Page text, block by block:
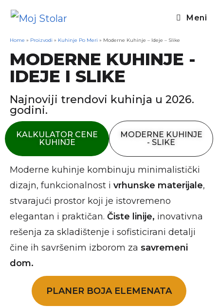
Meni
Home » Proizvodi » Kuhinje Po Meri » Moderne Kuhinje – Ideje – Slike
MODERNE KUHINJE -
IDEJE I SLIKE
Najnoviji trendovi kuhinja u 2026.
godini.
KALKULATOR CENE
KUHINJE
MODERNE KUHINJE
- SLIKE
Moderne kuhinje kombinuju minimalistički
dizajn, funkcionalnost i vrhunske materijale,
stvarajući prostor koji je istovremeno
elegantan i praktičan. Čiste linije, inovativna
rešenja za skladištenje i sofisticirani detalji
čine ih savršenim izborom za savremeni
dom.
PLANER BOJA ELEMENATA